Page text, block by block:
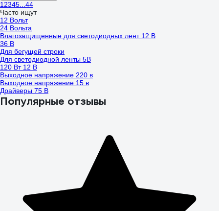
1 2345
44
Часто ищут
12 Вольт
24 Вольта
Влагозащищенные для светодиодных лент 12 В
36 В
Для бегущей строки
Для светодиодной ленты 5В
120 Вт 12 В
Выходное напряжение 220 в
Выходное напряжение 15 в
Драйверы 75 В
Популярные отзывы